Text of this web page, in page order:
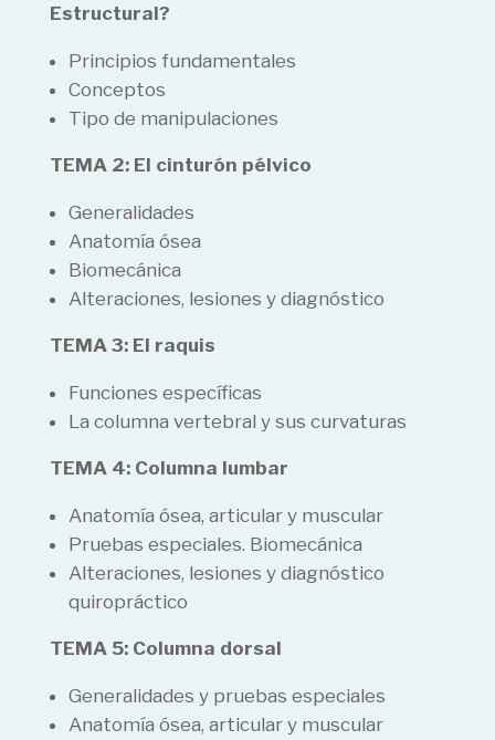
Estructural?
Principios fundamentales
Conceptos
Tipo de manipulaciones
TEMA 2: El cinturón pélvico
Generalidades
Anatomía ósea
Biomecánica
Alteraciones, lesiones y diagnóstico
TEMA 3: El raquis
Funciones específicas
La columna vertebral y sus curvaturas
TEMA 4: Columna lumbar
Anatomía ósea, articular y muscular
Pruebas especiales. Biomecánica
Alteraciones, lesiones y diagnóstico
quiropráctico
TEMA 5: Columna dorsal
Generalidades y pruebas especiales
Anatomía ósea, articular y muscular